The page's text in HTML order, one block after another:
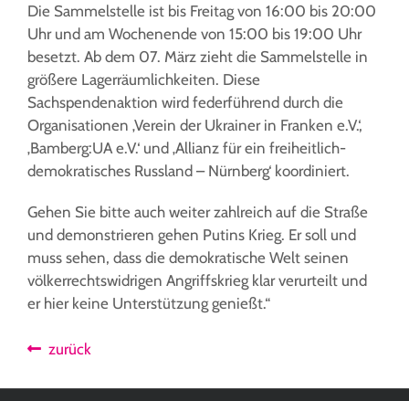
Die Sammelstelle ist bis Freitag von 16:00 bis 20:00
Uhr und am Wochenende von 15:00 bis 19:00 Uhr
besetzt. Ab dem 07. März zieht die Sammelstelle in
größere Lagerräumlichkeiten. Diese
Sachspendenaktion wird federführend durch die
Organisationen ‚Verein der Ukrainer in Franken e.V.‘,
‚Bamberg:UA e.V.‘ und ‚Allianz für ein freiheitlich-
demokratisches Russland – Nürnberg‘ koordiniert.
Gehen Sie bitte auch weiter zahlreich auf die Straße
und demonstrieren gehen Putins Krieg. Er soll und
muss sehen, dass die demokratische Welt seinen
völkerrechtswidrigen Angriffskrieg klar verurteilt und
er hier keine Unterstützung genießt.“
zurück